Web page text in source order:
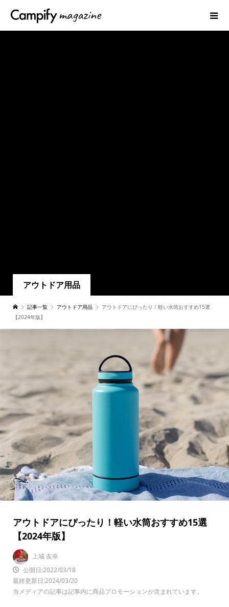
アウトドア用品
記事一覧 アウトドア用品
アウトドアにぴったり！軽い水筒おすすめ15選
【2024年版】
アウトドアにぴったり！軽い水筒おすすめ15選
【2024年版】
上城 友幸
公開日:2022/03/18
最終更新日:2024/03/20
当メディアの記事は記事内に商品プロモーションが含まれています。